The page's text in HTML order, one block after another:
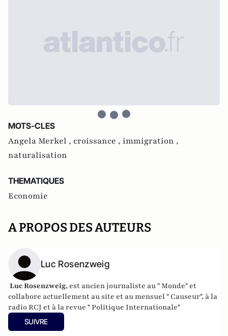
MOTS-CLES
Angela Merkel , croissance , immigration ,
naturalisation
THEMATIQUES
Economie
A PROPOS DES AUTEURS
Luc Rosenzweig
Luc Rosenzweig, est ancien journaliste au " Monde" et
collabore actuellement au site et au mensuel " Causeur", à la
radio RCJ et à la revue " Politique Internationale"
SUIVRE